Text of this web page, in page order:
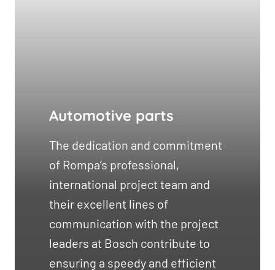
Automotive parts
The dedication and commitment
of Rompa’s professional,
international project team and
their excellent lines of
communication with the project
leaders at Bosch contribute to
ensuring a speedy and efficient